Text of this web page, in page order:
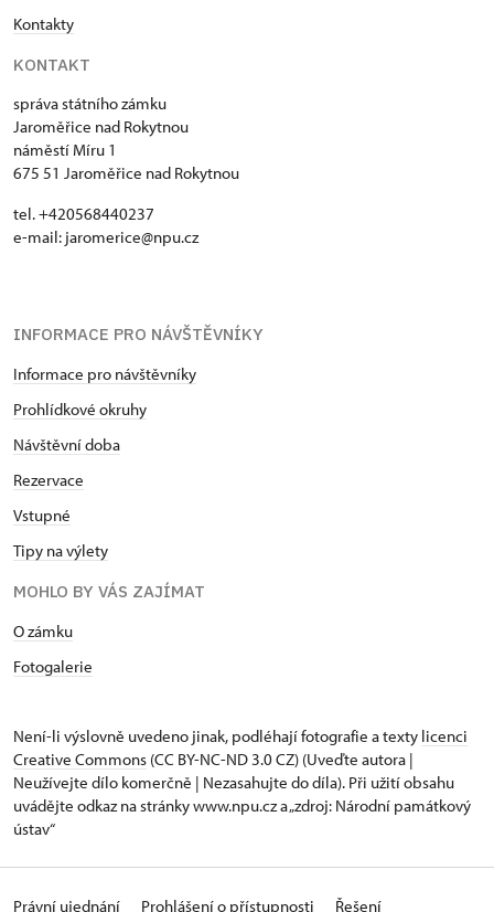
Kontakty
KONTAKT
správa státního zámku
Jaroměřice nad Rokytnou
náměstí Míru 1
675 51 Jaroměřice nad Rokytnou
tel. +420568440237
e-mail: jaromerice@npu.cz
INFORMACE PRO NÁVŠTĚVNÍKY
Informace pro návštěvníky
Prohlídkové okruhy
Návštěvní doba
Rezervace
Vstupné
Tipy na výlety
MOHLO BY VÁS ZAJÍMAT
O zámku
Fotogalerie
Není-li výslovně uvedeno jinak, podléhají fotografie a texty licenci
Creative Commons (CC BY-NC-ND 3.0 CZ) (Uveďte autora |
Neužívejte dílo komerčně | Nezasahujte do díla). Při užití obsahu
uvádějte odkaz na stránky www.npu.cz a „zdroj: Národní památkový
ústav“
Právní ujednání Prohlášení o přístupnosti Řešení